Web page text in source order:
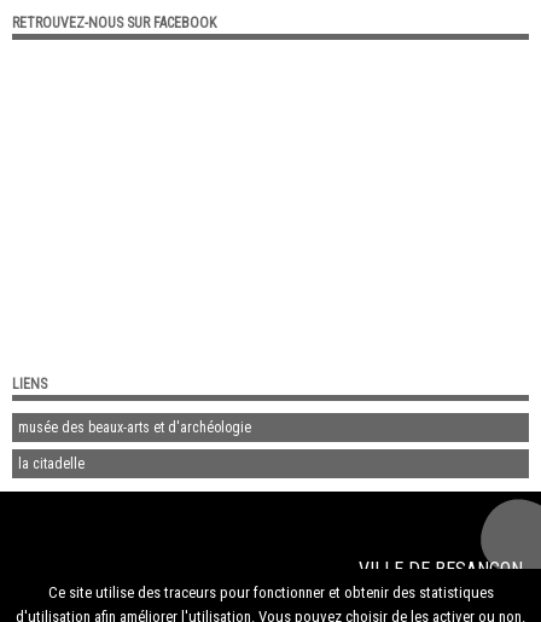
RETROUVEZ-NOUS SUR FACEBOOK
LIENS
musée des beaux-arts et d'archéologie
la citadelle
VILLE DE BESANÇON
© 2020musée du temps de Besançon
Mentions légales
Ce site utilise des traceurs pour fonctionner et obtenir des statistiques
d'utilisation afin améliorer l'utilisation. Vous pouvez choisir de les activer ou non.